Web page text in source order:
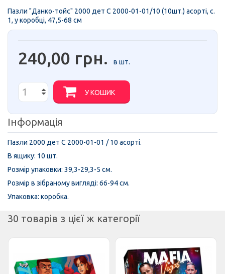
Пазли "Данко-тойс" 2000 дет C 2000-01-01/10 (10шт.) асорті, с.
1, у коробці, 47,5-68 см
240,00 грн. в шт.
У КОШИК
Інформація
Пазли 2000 дет C 2000-01-01 / 10 асорті.
В ящику: 10 шт.
Розмір упаковки: 39,3-29,3-5 см.
Розмір в зібраному вигляді: 66-94 см.
Упаковка: коробка.
30 товарів з цієї ж категорії